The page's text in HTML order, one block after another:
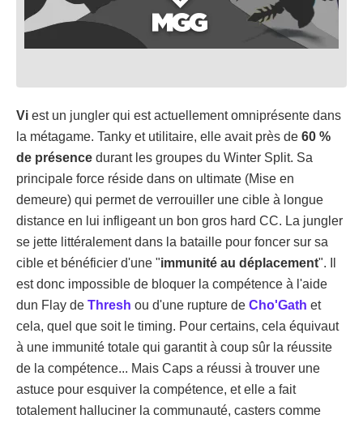
Vi est un jungler qui est actuellement omniprésente dans
la métagame. Tanky et utilitaire, elle avait près de 60 %
de présence durant les groupes du Winter Split. Sa
principale force réside dans on ultimate (Mise en
demeure) qui permet de verrouiller une cible à longue
distance en lui infligeant un bon gros hard CC. La jungler
se jette littéralement dans la bataille pour foncer sur sa
cible et bénéficier d'une "immunité au déplacement". Il
est donc impossible de bloquer la compétence à l'aide
dun Flay de Thresh ou d'une rupture de Cho'Gath et
cela, quel que soit le timing. Pour certains, cela équivaut
à une immunité totale qui garantit à coup sûr la réussite
de la compétence... Mais Caps a réussi à trouver une
astuce pour esquiver la compétence, et elle a fait
totalement halluciner la communauté, casters comme